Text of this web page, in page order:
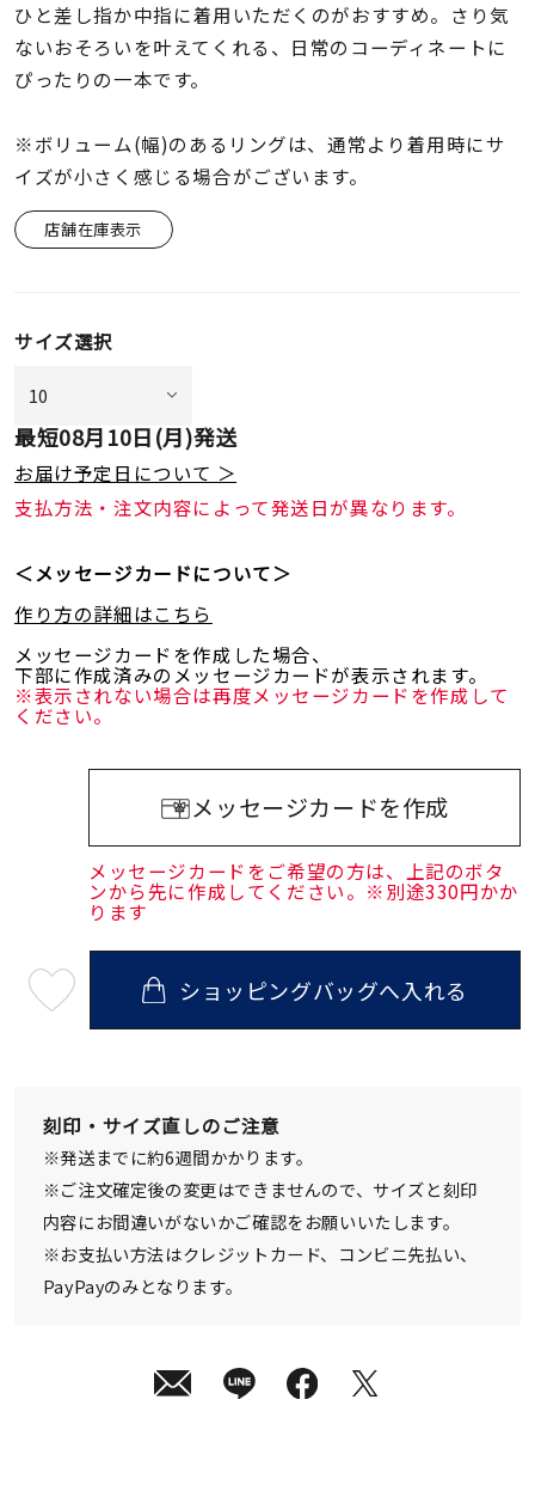
レディース
リングサイズ
～
メンズ
リングサイズ
～
ひと差し指か中指に着用いただくのがおすすめ。さり気
ないおそろいを叶えてくれる、日常のコーディネートに
ぴったりの一本です。
※ボリューム(幅)のあるリングは、通常より着用時にサ
イズが小さく感じる場合がございます。
店舗在庫表示
サイズ選択
最短08月10日(月)発送
お届け予定日について ＞
支払方法・注文内容によって発送日が異なります。
＜メッセージカードについて＞
作り方の詳細はこちら
メッセージカードを作成した場合、
下部に作成済みのメッセージカードが表示されます。
※表示されない場合は再度メッセージカードを作成して
ください。
メッセージカードを作成
メッセージカードをご希望の方は、上記のボタ
ンから先に作成してください。※別途330円かか
ります
08
送
¥16,500 (tax
in)
ショッピングバッグへ入れる
刻印・サイズ直しのご注意
※発送までに約6週間かかります。
※ご注文確定後の変更はできませんので、サイズと刻印
内容にお間違いがないかご確認をお願いいたします。
※お支払い方法はクレジットカード、コンビニ先払い、
PayPayのみとなります。